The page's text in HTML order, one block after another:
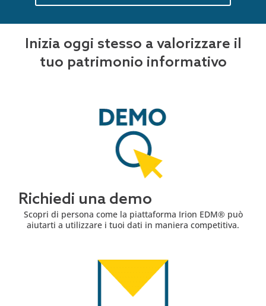
Inizia oggi stesso a valorizzare il
tuo patrimonio informativo
Richiedi una demo
Scopri di persona come la piattaforma Irion EDM® può
aiutarti a utilizzare i tuoi dati in maniera competitiva.